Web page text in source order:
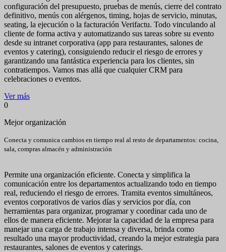
configuración del presupuesto, pruebas de menús, cierre del contrato
definitivo, menús con alérgenos, timing, hojas de servicio, minutas,
seating, la ejecución o la facturación Verifactu. Todo vinculando al
cliente de forma activa y automatizando sus tareas sobre su evento
desde su intranet corporativa (app para restaurantes, salones de
eventos y catering), consiguiendo reducir el riesgo de errores y
garantizando una fantástica experiencia para los clientes, sin
contratiempos. Vamos mas allá que cualquier CRM para
celebraciones o eventos.
Ver más
0
Mejor organización
Conecta y comunica cambios en tiempo real al resto de departamentos: cocina,
sala, compras almacén y administración
Permite una organización eficiente. Conecta y simplifica la
comunicación entre los departamentos actualizando todo en tiempo
real, reduciendo el riesgo de errores. Tramita eventos simultáneos,
eventos corporativos de varios días y servicios por día, con
herramientas para organizar, programar y coordinar cada uno de
ellos de manera eficiente. Mejorar la capacidad de la empresa para
manejar una carga de trabajo intensa y diversa, brinda como
resultado una mayor productividad, creando la mejor estrategia para
restaurantes, salones de eventos y caterings.